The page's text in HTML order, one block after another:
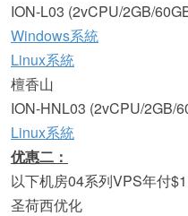
ION-L03 (2vCPU/2GB/
Windows系統
Linux系統
檀香山
ION-HNL03 (2vCPU/2GB/
Linux系統
优惠二：
以下机房04系列VPS年付
圣荷西优化